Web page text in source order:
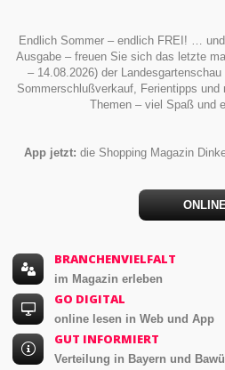
Endlich Sommer – endlich FREI! …
Ausgabe – freuen Sie sich das letzte
– 14.08.2026) der
Sommerschlußverkauf, Ferientipps
Themen – viel Spaß und
App jetzt: die Shopping Magazin
BRANCHENVIELFALT
im Magazin erleben
GO DIGITAL
online lesen in Web und App
GUT INFORMIERT
Verteilung in Bayern und Bawü